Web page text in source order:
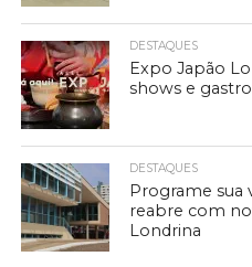
DESTAQUES
Expo Japão
shows e
DESTAQUES
Programe sua
reabre com
Londrina